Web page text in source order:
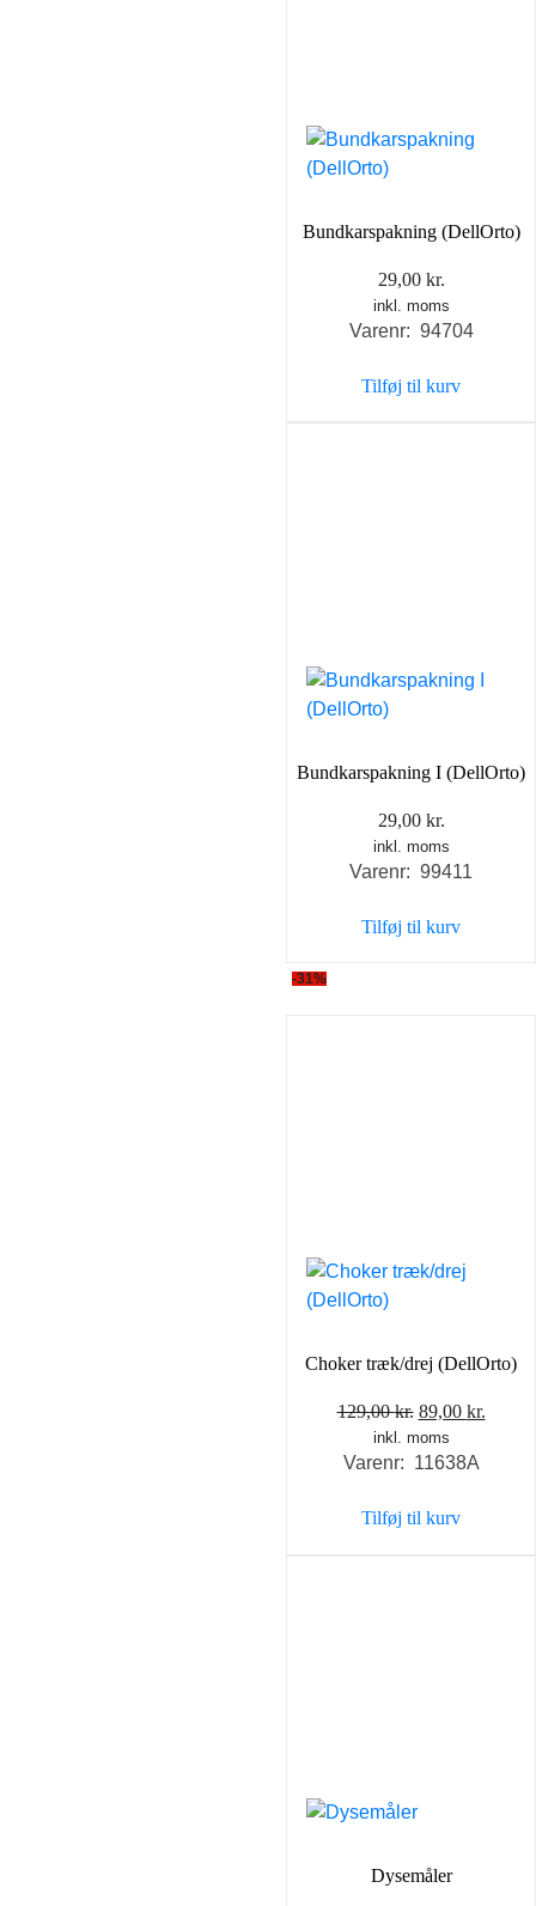
Bundkarspakning (DellOrto)
29,00 kr.
inkl. moms
Varenr: 94704
Tilføj til kurv
Bundkarspakning I (DellOrto)
29,00 kr.
inkl. moms
Varenr: 99411
Tilføj til kurv
-31%
Choker træk/drej (DellOrto)
129,00kr. Den
oprindelige
pris
129,00 kr..
89,00 kr.
inkl. moms
Varenr: 11638A
Tilføj til kurv
Dysemåler